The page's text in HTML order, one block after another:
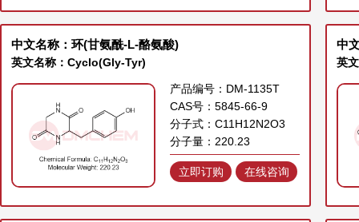
中文名称：环(甘氨酰-L-酪氨酸)
英文名称：Cyclo(Gly-Tyr)
产品编号：DM-1135T
CAS号：5845-66-9
分子式：C11H12N2O3
分子量：220.23
立即订购 在线咨询
中
英